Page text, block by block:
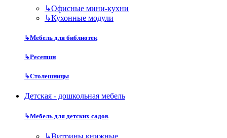
↳Офисные мини-кухни
↳Кухонные модули
↳Мебель для библиотек
↳Ресепшн
↳Столешницы
Детская - дошкольная мебель
↳Мебель для детских садов
↳Витрины книжные